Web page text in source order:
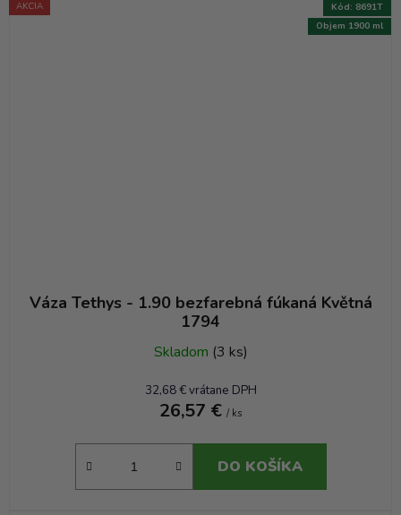
AKCIA
Váza Tethys - 1.90 bezfarebná fúkaná Květná
1794
Skladom (3 ks)
32,68 € vrátane DPH
26,57 € / ks
DO KOŠÍKA
Objem 1900 ml
Kód: 8691T